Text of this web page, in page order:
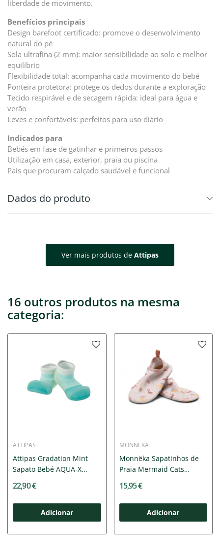
liberdade de movimento.
Benefícios principais
Design barefoot certificado: promove o desenvolvimento
natural do pé
Sola ultrafina (2 mm): maior sensibilidade ao solo e melhor
equilíbrio
Flexibilidade total: acompanha cada movimento do bebé
Ponteira protetora: protege os dedos durante a exploração
Tecido respirável e de secagem rápida: ideal para água e
verão
Leves e confortáveis: perfeitos para uso diário
Indicados para
Bebés em fase de gatinhar e primeiros passos
Utilização em casa, exterior, praia ou piscina
Pais que procuram calçado saudável e funcional
Dados do produto
Ver mais produtos de Attipas
16 outros produtos na mesma
categoria:
ATTIPAS
Attipas Gradation Mint
Sapato Bebé AQUA-X...
22,90 €
Adicionar
MONNËKA
Monnëka Sapatinhos de
Praia Mermaid Cats
15,95 €
Adicionar